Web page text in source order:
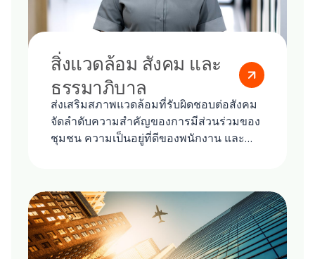
สิ่งแวดล้อม สังคม และ
ธรรมาภิบาล
ส่งเสริมสภาพแวดล้อมที่รับผิดชอบต่อสังคม
จัดลำดับความสำคัญของการมีส่วนร่วมของ
ชุมชน ความเป็นอยู่ที่ดีของพนักงาน และ